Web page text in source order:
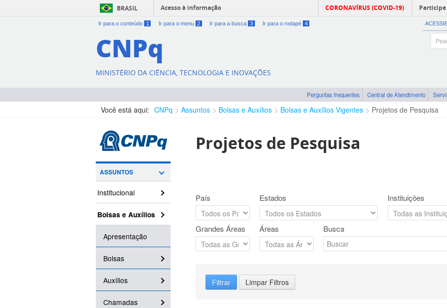
BRASIL Acesso à informação CORONAVÍRUS (COVID-19) Participe
Ir para o conteúdo 1 Ir para o menu 2 Ir para a busca 3 Ir para o rodapé 4
CNPq
MINISTÉRIO DA CIÊNCIA, TECNOLOGIA E INOVAÇÕES
Perguntas frequentes Central de Atendimento
Você está aqui: CNPq Assuntos Bolsas e Auxílios Bolsas e Auxílios Vigentes Projetos de Pesquisa
ASSUNTOS
Institucional
Bolsas e Auxílios
Apresentação
Bolsas
Auxílios
Chamadas
Projetos de Pesquisa
País Estados Instituições
Grandes Áreas Áreas Busca
Filtrar Limpar Filtros